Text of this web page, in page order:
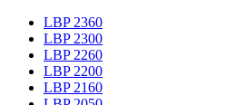
LBP 2360
LBP 2300
LBP 2260
LBP 2200
LBP 2160